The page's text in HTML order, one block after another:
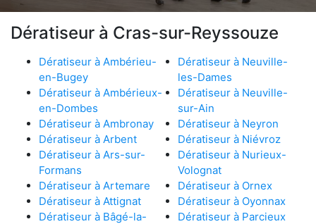
Dératiseur à Cras-sur-Reyssouze
Dératiseur à Ambérieu-
en-Bugey
Dératiseur à Ambérieux-
en-Dombes
Dératiseur à Ambronay
Dératiseur à Arbent
Dératiseur à Ars-sur-
Formans
Dératiseur à Artemare
Dératiseur à Attignat
Dératiseur à Bâgé-la-
Dératiseur à Neuville-
les-Dames
Dératiseur à Neuville-
sur-Ain
Dératiseur à Neyron
Dératiseur à Niévroz
Dératiseur à Nurieux-
Volognat
Dératiseur à Ornex
Dératiseur à Oyonnax
Dératiseur à Parcieux